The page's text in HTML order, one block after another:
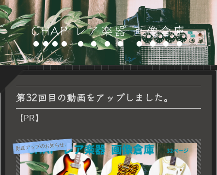
CHAP レア楽器 画像倉庫
第32回目の動画をアップしました。
【PR】
動画アップのお知らせ。